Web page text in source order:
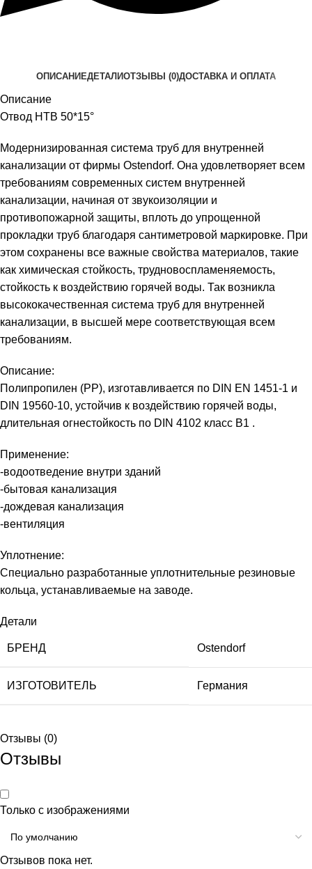
ОПИСАНИЕДЕТАЛИОТЗЫВЫ (0)ДОСТАВКА И ОПЛАТА
Описание
Отвод HTB 50*15°
Модернизированная система труб для внутренней
канализации от фирмы Ostendorf. Она удовлетворяет всем
требованиям современных систем внутренней
канализации, начиная от звукоизоляции и
противопожарной защиты, вплоть до упрощенной
прокладки труб благодаря сантиметровой маркировке. При
этом сохранены все важные свойства материалов, такие
как химическая стойкость, трудновоспламеняемость,
стойкость к воздействию горячей воды. Так возникла
высококачественная система труб для внутренней
канализации, в высшей мере соответствующая всем
требованиям.
Описание:
Полипропилен (PP), изготавливается по DIN EN 1451-1 и
DIN 19560-10, устойчив к воздействию горячей воды,
длительная огнестойкость по DIN 4102 класс B1 .
Применение:
-водоотведение внутри зданий
-бытовая канализация
-дождевая канализация
-вентиляция
Уплотнение:
Специально разработанные уплотнительные резиновые
кольца, устанавливаемые на заводе.
Детали
БРЕНД Ostendorf
ИЗГОТОВИТЕЛЬ Германия
Отзывы (0)
Отзывы
Только с изображениями
Отзывов пока нет.